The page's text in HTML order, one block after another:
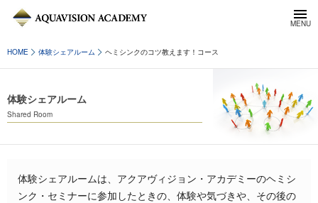
HOME 体験シェアルーム ヘミシンクのコツ教えます！コース
体験シェアルーム
Shared Room
体験シェアルームは、アクアヴィジョン・アカデミーのヘミシ
ンク・セミナーに参加したときの、体験や気づきや、その後の